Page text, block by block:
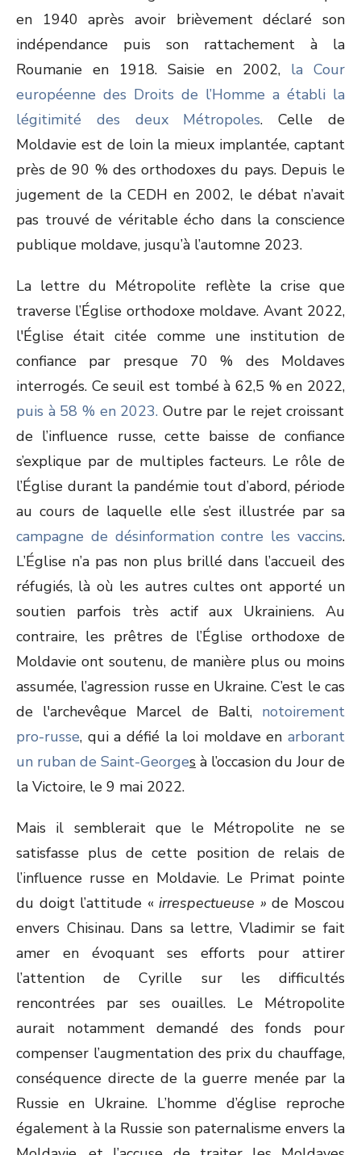
en 1940 après avoir brièvement déclaré son
indépendance puis son rattachement à la
Roumanie en 1918. Saisie en 2002, la Cour
européenne des Droits de l’Homme a établi la
légitimité des deux Métropoles. Celle de
Moldavie est de loin la mieux implantée, captant
près de 90 % des orthodoxes du pays. Depuis le
jugement de la CEDH en 2002, le débat n’avait
pas trouvé de véritable écho dans la conscience
publique moldave, jusqu’à l’automne 2023.
La lettre du Métropolite reflète la crise que
traverse l’Église orthodoxe moldave. Avant 2022,
l'Église était citée comme une institution de
confiance par presque 70 % des Moldaves
interrogés. Ce seuil est tombé à 62,5 % en 2022,
puis à 58 % en 2023. Outre par le rejet croissant
de l’influence russe, cette baisse de confiance
s’explique par de multiples facteurs. Le rôle de
l’Église durant la pandémie tout d’abord, période
au cours de laquelle elle s’est illustrée par sa
campagne de désinformation contre les vaccins.
L’Église n’a pas non plus brillé dans l’accueil des
réfugiés, là où les autres cultes ont apporté un
soutien parfois très actif aux Ukrainiens. Au
contraire, les prêtres de l’Église orthodoxe de
Moldavie ont soutenu, de manière plus ou moins
assumée, l’agression russe en Ukraine. C’est le cas
de l'archevêque Marcel de Balti, notoirement
pro-russe, qui a défié la loi moldave en arborant
un ruban de Saint-Georges à l’occasion du Jour de
la Victoire, le 9 mai 2022.
Mais il semblerait que le Métropolite ne se
satisfasse plus de cette position de relais de
l’influence russe en Moldavie. Le Primat pointe
du doigt l’attitude «irrespectueuse » de Moscou
envers Chisinau. Dans sa lettre, Vladimir se fait
amer en évoquant ses efforts pour attirer
l’attention de Cyrille sur les difficultés
rencontrées par ses ouailles. Le Métropolite
aurait notamment demandé des fonds pour
compenser l’augmentation des prix du chauffage,
conséquence directe de la guerre menée par la
Russie en Ukraine. L’homme d’église reproche
également à la Russie son paternalisme envers la